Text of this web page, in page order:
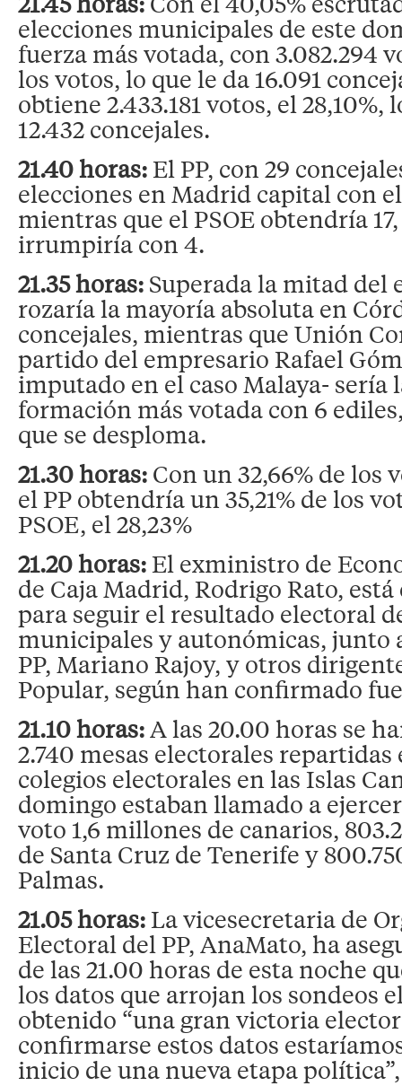
elecciones municipales de este
fuerza más votada, con 3.082.294
los votos, lo que le da 16.091
obtiene 2.433.181 votos, el 28,10%,
12.432 concejales.
21.40 horas: El PP, con 29
elecciones en Madrid capital con el
mientras que el PSOE obtendría
irrumpiría con 4.
21.35 horas: Superada la mitad del
rozaría la mayoría absoluta en
concejales, mientras que Unión
partido del empresario Rafael
imputado en el caso Malaya- sería
formación más votada con 6
que se desploma.
21.30 horas: Con un 32,66% de los
el PP obtendría un 35,21% de los
PSOE, el 28,23%
21.20 horas: El exministro de
de Caja Madrid, Rodrigo Rato, está
para seguir el resultado electoral
municipales y autonómicas, junto
PP, Mariano Rajoy, y otros
Popular, según han confirmado
21.10 horas: A las 20.00 horas se
2.740 mesas electorales repartidas
colegios electorales en las Islas
domingo estaban llamado a
voto 1,6 millones de canarios,
de Santa Cruz de Tenerife y
Palmas.
21.05 horas: La vicesecretaria de
Electoral del PP, AnaMato, ha
de las 21.00 horas de esta noche
los datos que arrojan los sondeos
obtenido “una gran victoria
confirmarse estos datos
inicio de una nueva etapa